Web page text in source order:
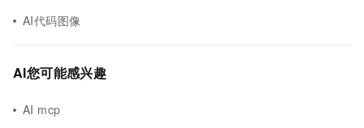
AI代码图像
AI您可能感兴趣
AI mcp